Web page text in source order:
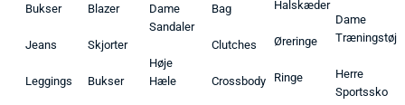
Bukser
Jeans
Leggings
Blazer
Skjorter
Bukser
Dame
Sandaler
Høje
Hæle
Bag
Clutches
Crossbody
Halskæder
Øreringe
Ringe
Dame
Træningstøj
Herre
Sportssko